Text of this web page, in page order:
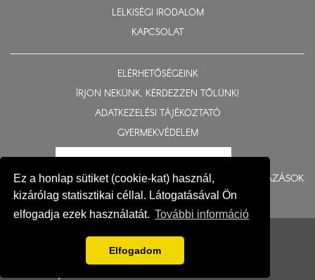
Ez a honlap sütiket (cookie-kat) használ,
kizárólag statisztikai céllal. Látogatásával Ön
elfogadja ezek használatát. További információ
Elfogadom
LELKISÉGI IRODALOM
KAPCSOLAT
ELÉRHETŐSÉGEINK
ÍRJON NEKÜNK, KÉRDEZZEN TŐLÜNK!
ADATKEZELÉSI TÁJÉKOZTATÓ
GYERMEKVÉDELEM
BERUHÁZÁSOK
Impresszum
Fejlesztés: Gerner Attila, Zadubenszki Norbert